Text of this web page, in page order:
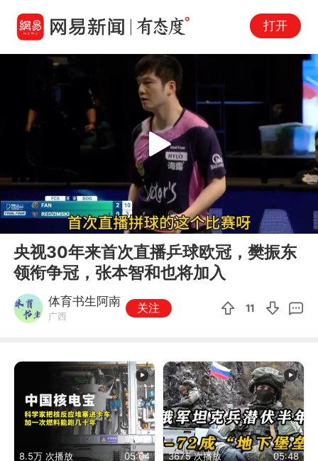
打开
00:00 00:49
Play
央视30年来首次直播乒球欧冠，樊振东
领衔争冠，张本智和也将加入
体育书生阿南
广西
关注 11
8.5万 次播放 05:04 3675 次播放 05:48